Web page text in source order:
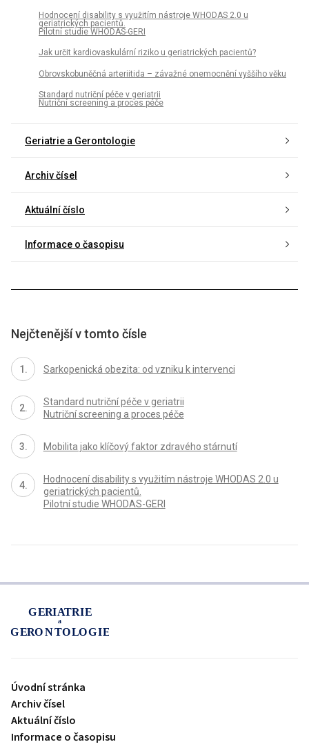
Hodnocení disability s využitím nástroje WHODAS 2.0 u
geriatrických pacientů.
Pilotní studie WHODAS-GERI
Jak určit kardiovaskulární riziko u geriatrických pacientů?
Obrovskobuněčná arteriitida – závažné onemocnění vyššího věku
Standard nutriční péče v geriatrii
Nutriční screening a proces péče
Geriatrie a Gerontologie
Archiv čísel
Aktuální číslo
Informace o časopisu
Nejčtenější v tomto čísle
Sarkopenická obezita: od vzniku k intervenci
Standard nutriční péče v geriatrii
Nutriční screening a proces péče
Mobilita jako klíčový faktor zdravého stárnutí
Hodnocení disability s využitím nástroje WHODAS 2.0 u
geriatrických pacientů.
Pilotní studie WHODAS-GERI
Úvodní stránka
Archiv čísel
Aktuální číslo
Informace o časopisu